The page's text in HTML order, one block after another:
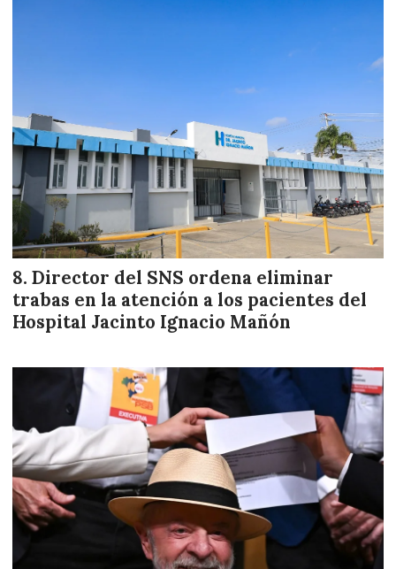
Director del SNS ordena eliminar
trabas en la atención a los pacientes del
Hospital Jacinto Ignacio Mañón